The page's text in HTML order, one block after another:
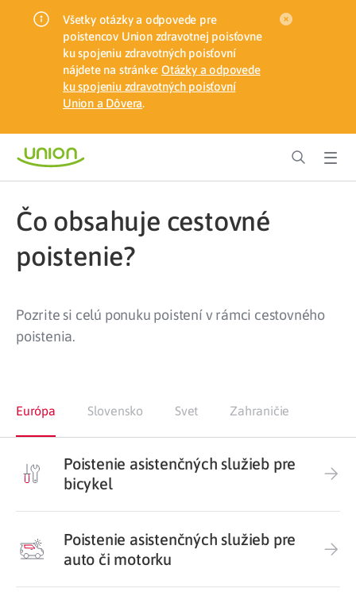
Všetky otázky a odpovede pre
poistencov Union zdravotnej poisťovne
ku spojeniu zdravotných poisťovní
nájdete na stránke: Otázky a odpovede
ku spojeniu zdravotných poisťovní
Union a Dôvera.
Čo obsahuje cestovné
poistenie?
Pozrite si celú ponuku poistení v rámci cestovného
poistenia.
Európa Slovensko Svet Zahraničie
Poistenie asistenčných služieb pre
bicykel
Poistenie asistenčných služieb pre
auto či motorku